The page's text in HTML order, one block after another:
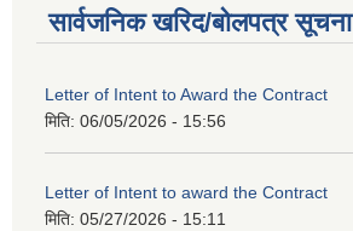
सार्वजनिक खरिद/बोलपत्र सूचना
Letter of Intent to Award the Contract
मिति: 06/05/2026 - 15:56
Letter of Intent to award the Contract
मिति: 05/27/2026 - 15:11